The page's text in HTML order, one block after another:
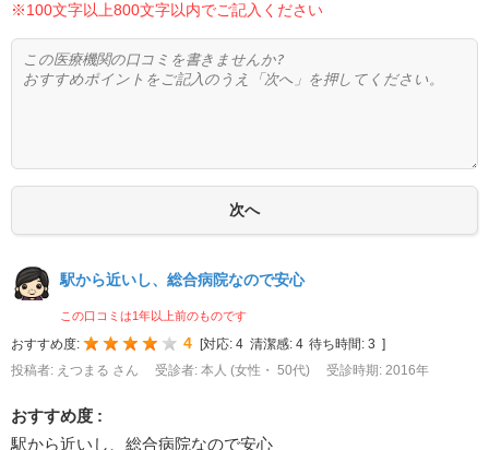
※100文字以上800文字以内でご記入ください
駅から近いし、総合病院なので安心
この口コミは1年以上前のものです
おすすめ度: 4 [対応: 4 清潔感: 4 待ち時間: 3 ]
投稿者: えつまる さん
受診者: 本人 (女性・ 50代) 受診時期: 2016年
おすすめ度 :
駅から近いし、総合病院なので安心